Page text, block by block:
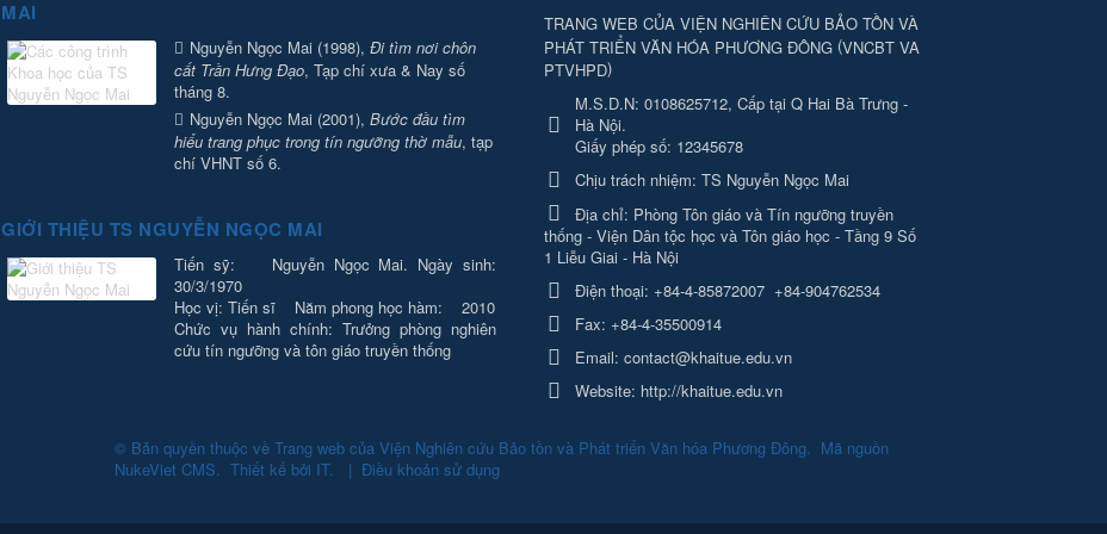
MAI
Nguyễn Ngọc Mai (1998), Đi tìm nơi chôn
cất Trần Hưng Đạo, Tạp chí xưa & Nay số
tháng 8.
Nguyễn Ngọc Mai (2001), Bước đầu tìm
hiểu trang phục trong tín ngưỡng thờ mẫu, tạp
chí VHNT số 6.
GIỚI THIỆU TS NGUYỄN NGỌC MAI
Tiến sỹ: Nguyễn Ngọc Mai. Ngày sinh:
30/3/1970
Học vị: Tiến sĩ Năm phong học hàm: 2010
Chức vụ hành chính: Trưởng phòng nghiên
cứu tín ngưỡng và tôn giáo truyền thống
TRANG WEB CỦA VIỆN NGHIÊN CỨU BẢO TỒN VÀ
PHÁT TRIỂN VĂN HÓA PHƯƠNG ĐÔNG (VNCBT VA
PTVHPD)
M.S.D.N: 0108625712, Cấp tại Q Hai Bà Trưng -
Hà Nội.
Giấy phép số: 12345678
Chịu trách nhiệm: TS Nguyễn Ngọc Mai
Địa chỉ: Phòng Tôn giáo và Tín ngưỡng truyền
thống - Viện Dân tộc học và Tôn giáo học - Tầng 9 Số
1 Liễu Giai - Hà Nội
Điện thoại: +84-4-85872007 +84-904762534
Fax: +84-4-35500914
Email: contact@khaitue.edu.vn
Website: http://khaitue.edu.vn
© Bản quyền thuộc về Trang web của Viện Nghiên cứu Bảo tồn và Phát triển Văn hóa Phương Đông. Mã nguồn
NukeViet CMS. Thiết kế bởi IT. | Điều khoản sử dụng